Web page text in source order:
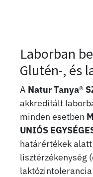
Laborban
Glutén-, és
A Natur Tanya®
akkreditált
minden esetben
UNIÓS
határértékek
lisztérzékenység